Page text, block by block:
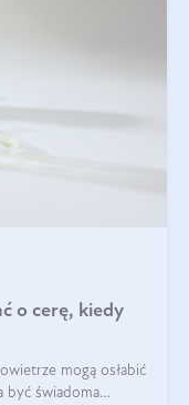
o cerę, kiedy
mogą osłabić
być świadoma